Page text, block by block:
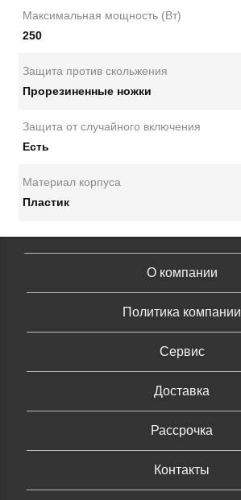
Максимальная мощность (Вт)
250
Защита против скольжения
Прорезиненные ножки
Защита от случайного включения
Есть
Материал корпуса
Пластик
О компании
Политика компании
Сервис
Доставка
Рассрочка
Контакты